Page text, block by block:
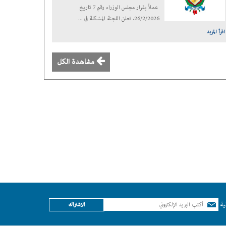
عملاً بقرار مجلس الوزراء رقم 7 تاريخ
26/2/2026، تعلن اللجنة المشكلة في ...
اقرأ المزيد
مشاهدة الكل
الاشتراك